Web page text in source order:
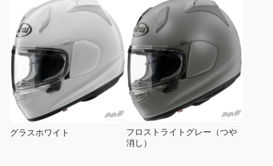
グラスホワイト
フロストライトグレー（つや
消し）